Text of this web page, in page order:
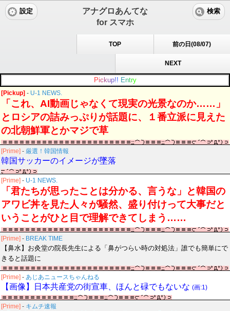
アナグロあんてな
for スマホ
設定 検索
TOP 前の日(08/07)
NEXT
Pic kup!! Entry
[Pickup] - U-1 NEWS.
「これ、AI動画じゃなくて現実の光景なのか……」
とロシアの詰みっぷりが話題に、１番立派に見えた
の北朝鮮軍とかマジで草
[Prime] - 厳選！韓国情報
韓国サッカーのイメージが墜落
[Prime] - U-1 NEWS.
「君たちが思ったことは分かる、言うな」と韓国の
アワビ丼を見た人々が騒然、盛り付けって大事だと
いうことがひと目で理解できてしまう……
[Prime] - BREAK TIME
【鼻水】お灸堂の院長先生による「鼻がつらい時の対処法」誰でも簡単にで
きると話題に
[Prime] - あじあニュースちゃんねる
【画像】日本共産党の街宣車、ほんと碌でもないな (画:1)
[Prime] - キムチ速報